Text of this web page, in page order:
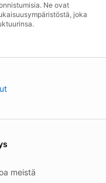
Ne ovat
joka
or the law
meistä